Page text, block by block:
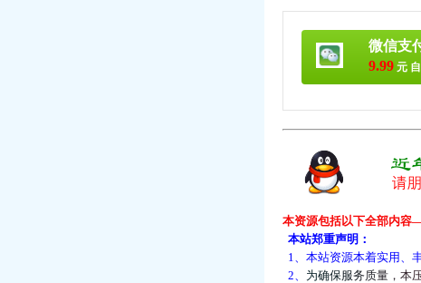
微信支
9.99 元
本资源包括以下全部内
本站郑重声明：
1、本站资源本着实用、
2、 为确保服务质量 ， 本